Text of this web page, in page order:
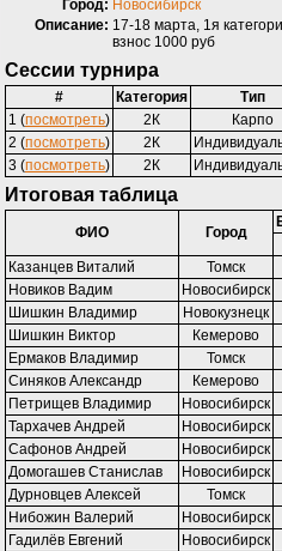
Город: Новосибирск
Описание: 17-18 марта, 1я
взнос 1000 руб
Сессии турнира
# Категория
Тип
1 (посмотреть) 2К
Карпо
2 (посмотреть) 2К
3 (посмотреть) 2К
Итоговая таблица
ФИО Город
Казанцев Виталий
Томск
Новиков Вадим
Новосибирск
Шишкин Владимир
Новокузнецк
Шишкин Виктор
Кемерово
Ермаков Владимир
Томск
Синяков Александр
Кемерово
Петрищев Владимир
Новосибирск
Тархачев Андрей
Новосибирск
Сафонов Андрей
Новосибирск
Домогашев Станислав
Новосибирск
Дурновцев Алексей
Томск
Нибожин Валерий
Новосибирск
Гадилёв Евгений
Новосибирск